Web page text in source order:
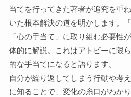
当てを行ってきた著者が追究を重
いた根本解決の道を明かします。
「心の手当て」に取り組む必要性
体的に解説。これはアトピーに限
的な手当てになると語ります。
自分が繰り返してしまう行動や考
に知ることで、変化の糸口がわか